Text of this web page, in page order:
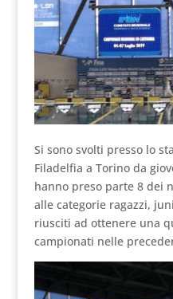
Si sono svolti presso lo
Filadelfia a Torino da
hanno preso parte 8 dei
alle categorie ragazzi,
riusciti ad ottenere una
campionati nelle